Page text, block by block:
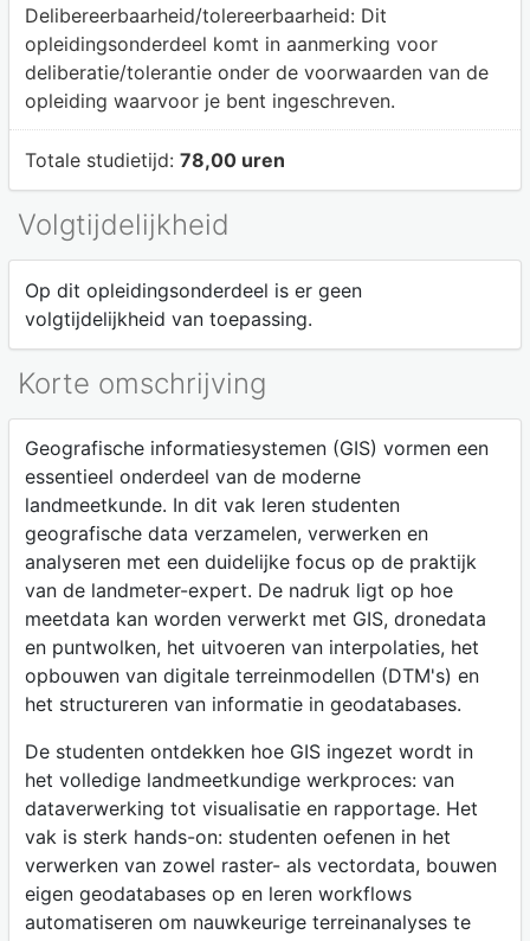
Delibereerbaarheid/tolereerbaarheid: Dit
opleidingsonderdeel komt in aanmerking voor
deliberatie/tolerantie onder de voorwaarden van de
opleiding waarvoor je bent ingeschreven.
Totale studietijd: 78,00 uren
Volgtijdelijkheid
Op dit opleidingsonderdeel is er geen
volgtijdelijkheid van toepassing.
Korte omschrijving
Geografische informatiesystemen (GIS) vormen een
essentieel onderdeel van de moderne
landmeetkunde. In dit vak leren studenten
geografische data verzamelen, verwerken en
analyseren met een duidelijke focus op de praktijk
van de landmeter-expert. De nadruk ligt op hoe
meetdata kan worden verwerkt met GIS, dronedata
en puntwolken, het uitvoeren van interpolaties, het
opbouwen van digitale terreinmodellen (DTM's) en
het structureren van informatie in geodatabases.
De studenten ontdekken hoe GIS ingezet wordt in
het volledige landmeetkundige werkproces: van
dataverwerking tot visualisatie en rapportage. Het
vak is sterk hands-on: studenten oefenen in het
verwerken van zowel raster- als vectordata, bouwen
eigen geodatabases op en leren workflows
automatiseren om nauwkeurige terreinanalyses te